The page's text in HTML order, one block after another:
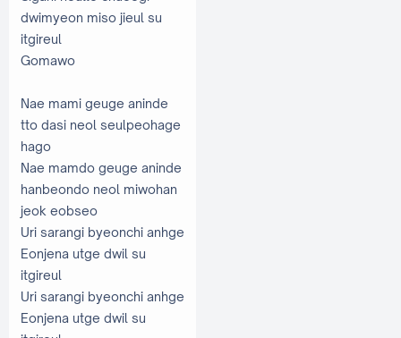
dwimyeon miso jieul su
itgireul
Gomawo
Nae mami geuge aninde
tto dasi neol seulpeohage
hago
Nae mamdo geuge aninde
hanbeondo neol miwohan
jeok eobseo
Uri sarangi byeonchi anhge
Eonjena utge dwil su
itgireul
Uri sarangi byeonchi anhge
Eonjena utge dwil su